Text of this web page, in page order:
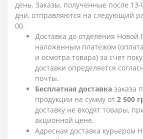
день. Заказы, полученные после
дни, отправляются на следующий
00.
Доставка до отделения Новой
наложенным платежом
и осмотра товара) за счет
доставки определяется
почты.
Бесплатная доставка заказа
продукции на сумму от 2 500
доставку не входят товары,
акционной цене.
Адресная доставка курьером